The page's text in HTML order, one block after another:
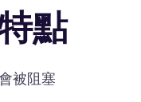
點
被阻塞